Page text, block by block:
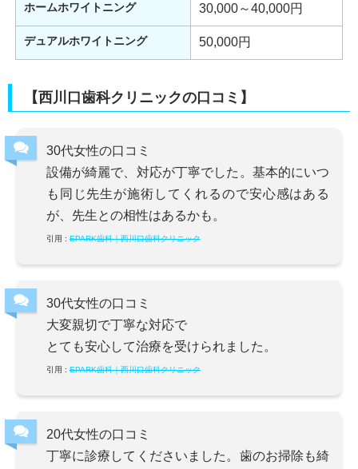
ホームホワイトニング 30,000～40,000円
デュアルホワイトニング 50,000円
【西川口歯科クリニックの口コミ】
30代女性の口コミ
設備が綺麗で、対応が丁寧でした。基本的にいつ
も同じ先生が施術してくれるので安心感はある
が、先生との相性はあるかも。
引用 :EPARK歯科｜西川口歯科クリニック
30代女性の口コミ
大変親切で丁寧な対応で
とても安心して治療を受けられました。
引用 :EPARK歯科｜西川口歯科クリニック
20代女性の口コミ
丁寧に診療してくださいました。歯のお掃除も綺